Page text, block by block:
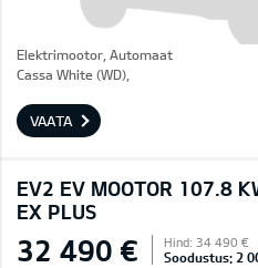
Elektrimootor, Automaat
Cassa White (WD),
VAATA
EV2 EV MOOTOR 107.8
EX PLUS
32 490 € Hind: 34 490 €
Soodustus: 2